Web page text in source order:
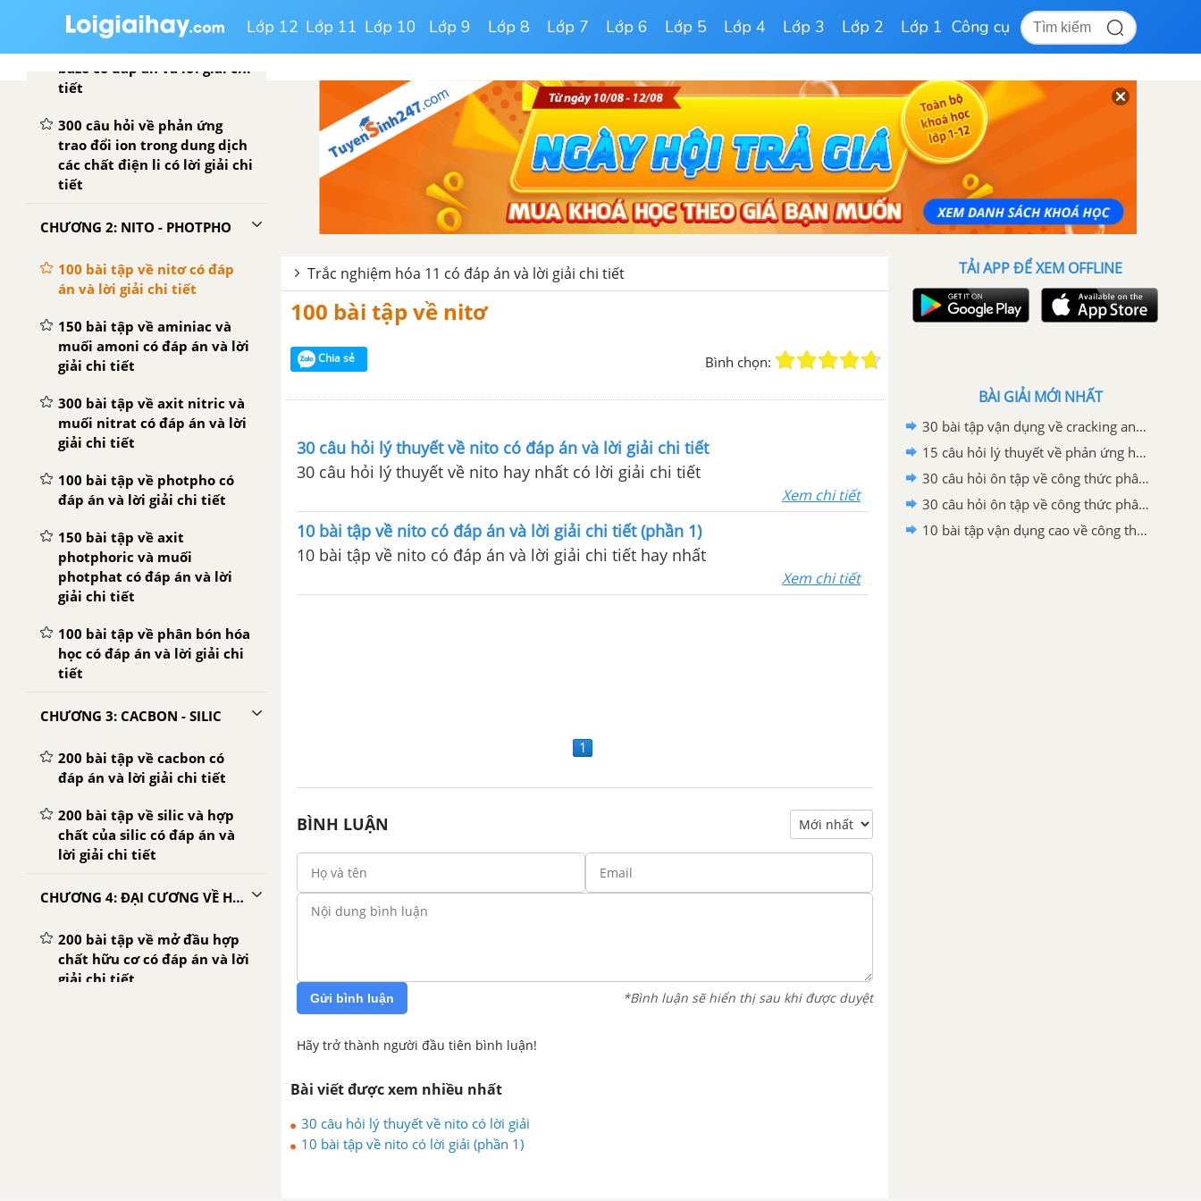
Lớp 12 Lớp 11 Lớp 10 Lớp 9 Lớp 8 Lớp 7 Lớp 6 Lớp 5 Lớp 4 Lớp 3 Lớp 2 Lớp 1 Công cụ
300 bài tập về sự điện li của
bazo có đáp án và lời giải chi
tiết
300 câu hỏi về phản ứng
trao đổi ion trong dung dịch
các chất điện li có lời giải chi
tiết
CHƯƠNG 2: NITO - PHOTPHO
100 bài tập về nitơ có đáp
án và lời giải chi tiết
150 bài tập về aminiac và
muối amoni có đáp án và lời
giải chi tiết
300 bài tập về axit nitric và
muối nitrat có đáp án và lời
giải chi tiết
100 bài tập về photpho có
đáp án và lời giải chi tiết
150 bài tập về axit
photphoric và muối
photphat có đáp án và lời
giải chi tiết
100 bài tập về phân bón hóa
học có đáp án và lời giải chi
tiết
CHƯƠNG 3: CACBON - SILIC
200 bài tập về cacbon có
đáp án và lời giải chi tiết
200 bài tập về silic và hợp
chất của silic có đáp án và
lời giải chi tiết
CHƯƠNG 4: ĐẠI CƯƠNG VỀ HÓA HỌC HỮU CƠ
200 bài tập về mở đầu hợp
chất hữu cơ có đáp án và lời
giải chi tiết
Trắc nghiệm hóa 11 có đáp án và lời giải chi tiết
100 bài tập về nitơ
Chia sẻ Bình chọn:
30 câu hỏi lý thuyết về nito có đáp án và lời giải chi tiết
30 câu hỏi lý thuyết về nito hay nhất có lời giải chi tiết
Xem chi tiết
10 bài tập về nito có đáp án và lời giải chi tiết (phần 1)
10 bài tập về nito có đáp án và lời giải chi tiết hay nhất
Xem chi tiết
1
BÌNH LUẬN
Gửi bình luận *Bình luận sẽ hiển thị sau khi được duyệt
Hãy trở thành người đầu tiên bình luận!
Bài viết được xem nhiều nhất
30 câu hỏi lý thuyết về nito có lời giải
10 bài tập về nito có lời giải (phần 1)
TẢI APP ĐỂ XEM OFFLINE
BÀI GIẢI MỚI NHẤT
30 bài tập vận dụng về cracking ankan có lời giải
15 câu hỏi lý thuyết về phản ứng hữu cơ có lời giải
30 câu hỏi ôn tập về công thức phân tử hợp chất hữu cơ có lời giải (phần 2)
30 câu hỏi ôn tập về công thức phân tử hợp chất hữu cơ có lời giải (phần 1)
10 bài tập vận dụng cao về công thức phân tử hợp chất hữu cơ có lời giải